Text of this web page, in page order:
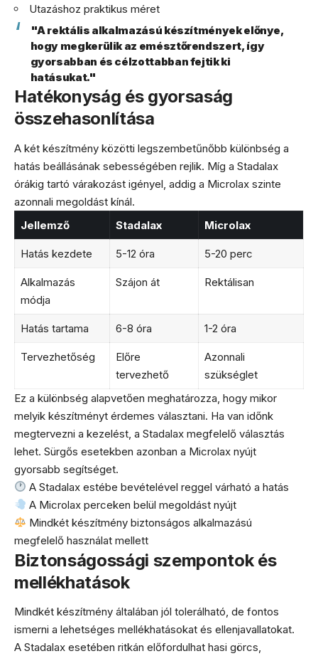
Utazáshoz praktikus méret
"A rektális alkalmazású készítmények előnye,
hogy megkerülik az emésztőrendszert, így
gyorsabban és célzottabban fejtik ki
hatásukat."
Hatékonyság és gyorsaság
összehasonlítása
A két készítmény közötti legszembetűnőbb különbség a
hatás beállásának sebességében rejlik. Míg a Stadalax
órákig tartó várakozást igényel, addig a Microlax szinte
azonnali megoldást kínál.
Jellemző
Stadalax Microlax
Hatás kezdete 5-12 óra 5-20 perc
Alkalmazás
módja
Szájon át Rektálisan
Hatás tartama 6-8 óra 1-2 óra
Tervezhetőség
Előre
tervezhető
Azonnali
szükséglet
Ez a különbség alapvetően meghatározza, hogy mikor
melyik készítményt érdemes választani. Ha van időnk
megtervezni a kezelést, a Stadalax megfelelő választás
lehet. Sürgős esetekben azonban a Microlax nyújt
gyorsabb segítséget.
A Stadalax estébe bevételével reggel várható a hatás
A Microlax perceken belül megoldást nyújt
Mindkét készítmény biztonságos alkalmazású
megfelelő használat mellett
Biztonságossági szempontok és
mellékhatások
Mindkét készítmény általában jól tolerálható, de fontos
ismerni a lehetséges mellékhatásokat és ellenjavallatokat.
A Stadalax esetében ritkán előfordulhat hasi görcs,